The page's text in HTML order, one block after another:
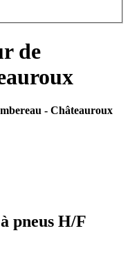
de
- Châteauroux
pneus H/F